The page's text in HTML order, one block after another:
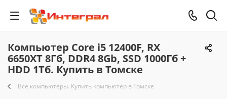
Компьютер Core i5 12400F, RX
6650XT 8Гб, DDR4 8Gb, SSD 1000Гб +
HDD 1Тб. Купить в Томске
Все компьютеры. Купить компьютер в Томске